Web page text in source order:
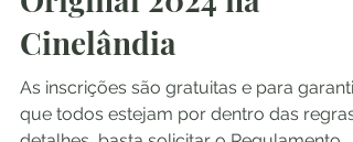
Original 2024 na
Cinelândia
As inscrições são gratuitas e para garantir